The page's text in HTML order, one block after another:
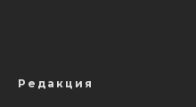
Редакция